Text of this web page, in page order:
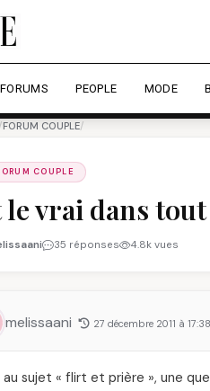
des cookies pour améliorer
Accepter tout
FORUMS PEOPLE MODE
/FORUM COUPLE/
COUPLE
le vrai dans
35 réponses 4.8k vues
melissaani 27 décembre 2011 à 17:38
sujet « flirt et prière », une